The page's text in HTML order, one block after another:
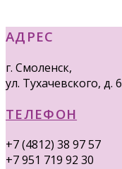
АДРЕС
г. Смоленск,
ул. Тухачевского, д. 6
ТЕЛЕФОН
+7 (4812) 38 97 57
+7 951 719 92 30